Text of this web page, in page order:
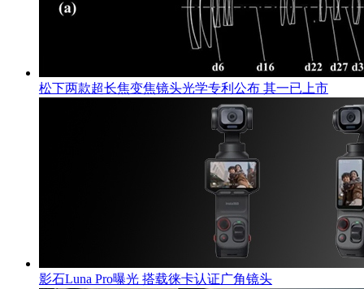
松下两款超长焦变焦镜头光学专利公布 其一已上市
影石Luna Pro曝光 搭载徕卡认证广角镜头